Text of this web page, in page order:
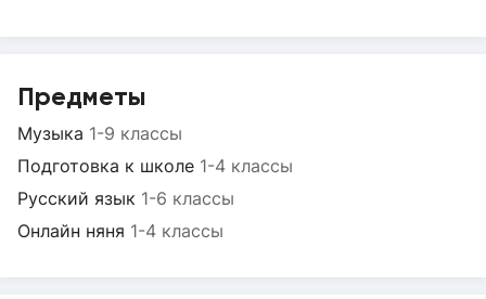
Предметы
Музыка 1-9 классы
Подготовка к школе 1-4 классы
Русский язык 1-6 классы
Онлайн няня 1-4 классы